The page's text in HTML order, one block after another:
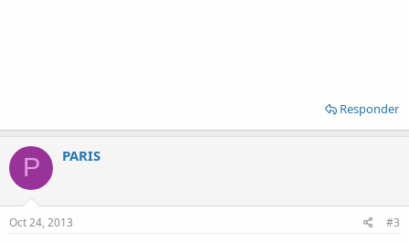
Responder
P PARIS
Oct 24, 2013 #3